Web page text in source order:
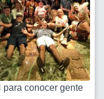
para conocer gente